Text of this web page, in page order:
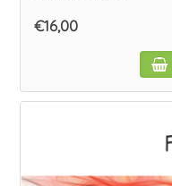
€16,00